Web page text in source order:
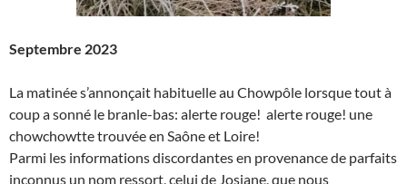
Septembre 2023
La matinée s’annonçait habituelle au Chowpôle lorsque tout à
coup a sonné le branle-bas: alerte rouge! alerte rouge! une
chowchowtte trouvée en Saône et Loire!
Parmi les informations discordantes en provenance de parfaits
inconnus un nom ressort, celui de Josiane, que nous